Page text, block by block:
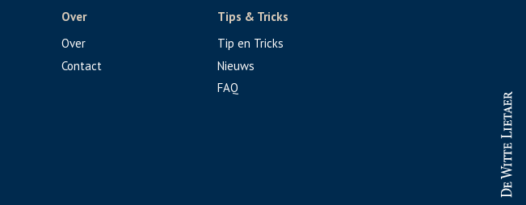
Over
Over
Contact
Tips & Tricks
Tip en Tricks
Nieuws
FAQ